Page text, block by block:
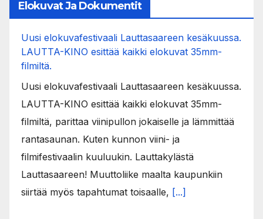
Elokuvat Ja Dokumentit
Uusi elokuvafestivaali Lauttasaareen kesäkuussa.
LAUTTA-KINO esittää kaikki elokuvat 35mm-
filmiltä.
Uusi elokuvafestivaali Lauttasaareen kesäkuussa.
LAUTTA-KINO esittää kaikki elokuvat 35mm-
filmiltä, parittaa viinipullon jokaiselle ja lämmittää
rantasaunan. Kuten kunnon viini- ja
filmifestivaalin kuuluukin. Lauttakylästä
Lauttasaareen! Muuttoliike maalta kaupunkiin
siirtää myös tapahtumat toisaalle, [...]